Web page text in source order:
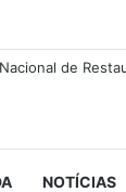
NOTÍCIAS